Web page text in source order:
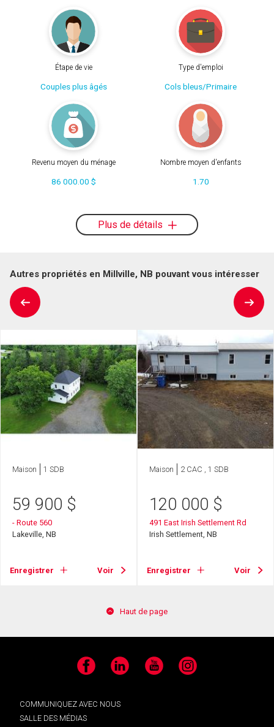
Étape de vie
Couples plus âgés
Type d'emploi
Cols bleus/Primaire
Revenu moyen du ménage
86 000.00 $
Nombre moyen d'enfants
1.70
Plus de détails
Autres propriétés en Millville, NB pouvant vous intéresser
Maison 1 SDB
59 900 $
- Route 560
Lakeville, NB
Enregistrer Voir
Maison 2 CAC , 1 SDB
120 000 $
491 East Irish Settlement Rd
Irish Settlement, NB
Enregistrer Voir
Haut de page
Facebook LinkedIn YouTube Instagram
COMMUNIQUEZ AVEC NOUS
SALLE DES MÉDIAS